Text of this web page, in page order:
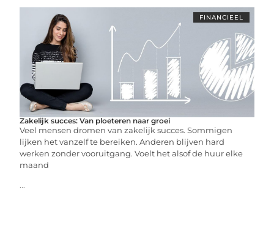
FINANCIEEL
Zakelijk succes: Van ploeteren naar groei
Veel mensen dromen van zakelijk succes. Sommigen
lijken het vanzelf te bereiken. Anderen blijven hard
werken zonder vooruitgang. Voelt het alsof de huur elke
maand
...